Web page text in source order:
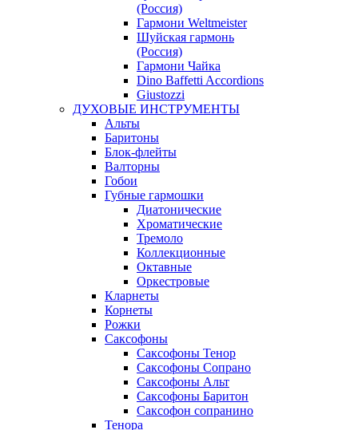
(Россия)
Гармони Weltmeister
Шуйская гармонь
(Россия)
Гармони Чайка
Dino Baffetti Accordions
Giustozzi
ДУХОВЫЕ ИНСТРУМЕНТЫ
Альты
Баритоны
Блок-флейты
Валторны
Гобои
Губные гармошки
Диатонические
Хроматические
Тремоло
Коллекционные
Октавные
Оркестровые
Кларнеты
Корнеты
Рожки
Саксофоны
Саксофоны Тенор
Саксофоны Сопрано
Саксофоны Альт
Саксофоны Баритон
Саксофон сопранино
Тенора